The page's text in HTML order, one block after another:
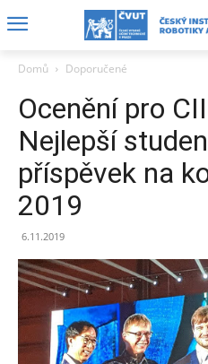
Domů Doporučené
Ocenění pro
Nejlepší
příspěvek na
2019
6.11.2019